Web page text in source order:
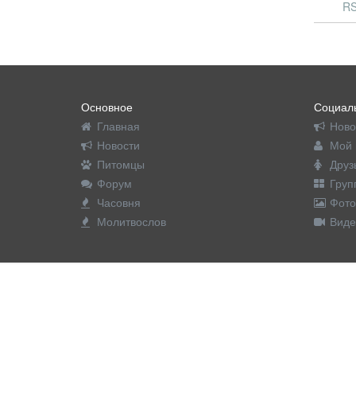
Основное
Главная
Новости
Питомцы
Форум
Часовня
Молитвослов
Мой
Фото